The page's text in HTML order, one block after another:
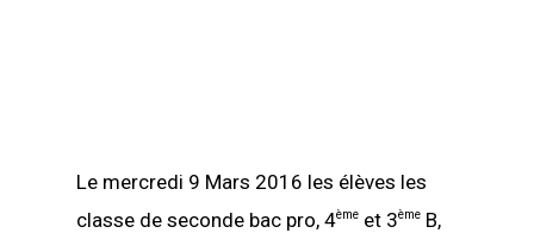
Le mercredi 9 Mars 2016 les élèves les
classe de seconde bac pro, 4ème et 3ème B,